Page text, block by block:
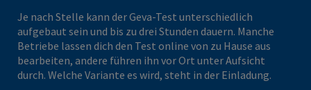
Je nach Stelle kann der Geva-Test unterschiedlich
aufgebaut sein und bis zu drei Stunden dauern. Manche
Betriebe lassen dich den Test online von zu Hause aus
bearbeiten, andere führen ihn vor Ort unter Aufsicht
durch. Welche Variante es wird, steht in der Einladung.